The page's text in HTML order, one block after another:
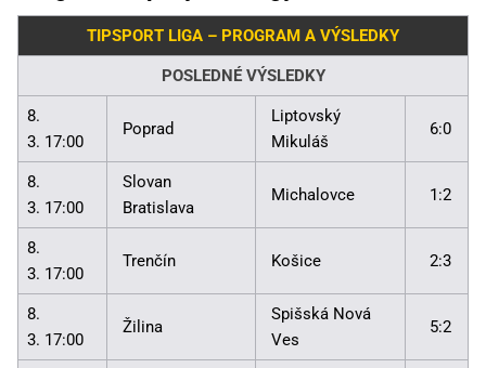
TIPSPORT LIGA – PROGRAM A VÝSLEDKY
POSLEDNÉ VÝSLEDKY
8.
3. 17:00
Poprad
Liptovský
Mikuláš
6:0
8.
3. 17:00
Slovan
Bratislava
Michalovce 1:2
8.
3. 17:00
Trenčín Košice 2:3
8.
3. 17:00
Žilina
Spišská Nová
Ves
5:2